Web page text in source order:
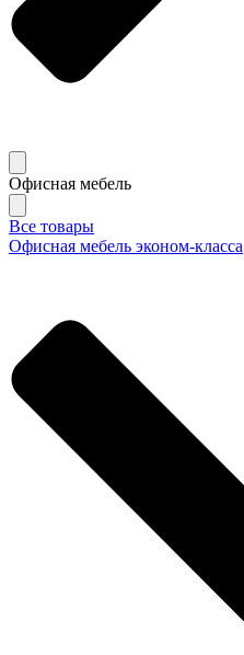
Офисная мебель
Все товары
Офисная мебель эконом-класса